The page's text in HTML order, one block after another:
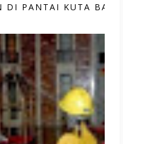
DI PANTAI KUTA BALI